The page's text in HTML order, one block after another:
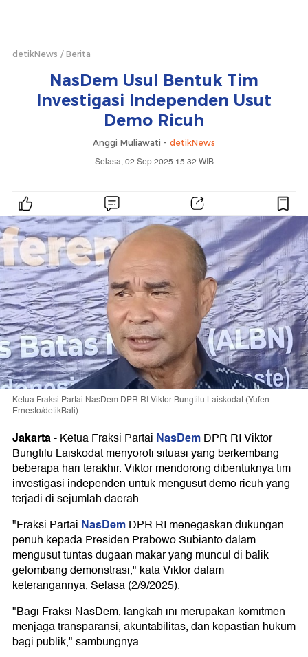
detikNews Berita
NasDem Usul Bentuk Tim
Investigasi Independen Usut
Demo Ricuh
Anggi Muliawati - detikNews
Selasa, 02 Sep 2025 15:32 WIB
Ketua Fraksi Partai NasDem DPR RI Viktor Bungtilu Laiskodat (Yufen
Ernesto/detikBali)
Jakarta-Ketua Fraksi Partai NasDemDPR RI Viktor
Bungtilu Laiskodat menyoroti situasi yang berkembang
beberapa hari terakhir. Viktor mendorong dibentuknya tim
investigasi independen untuk mengusut demo ricuh yang
terjadi di sejumlah daerah.
"Fraksi Partai NasDemDPR RI menegaskan dukungan
penuh kepada Presiden Prabowo Subianto dalam
mengusut tuntas dugaan makar yang muncul di balik
gelombang demonstrasi," kata Viktor dalam
keterangannya, Selasa (2/9/2025).
"Bagi Fraksi NasDem, langkah ini merupakan komitmen
menjaga transparansi, akuntabilitas, dan kepastian hukum
bagi publik," sambungnya.